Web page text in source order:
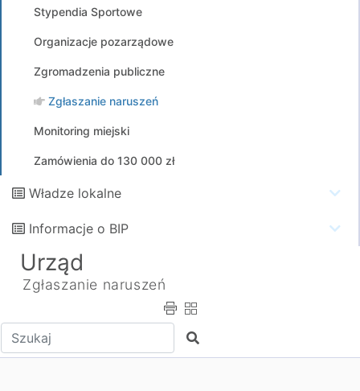
Stypendia Sportowe
Organizacje pozarządowe
Zgromadzenia publiczne
Zgłaszanie naruszeń
Monitoring miejski
Zamówienia do 130 000 zł
Władze lokalne
Informacje o BIP
Urząd
Zgłaszanie naruszeń
Wpisz tekst do wyszukania Szukaj